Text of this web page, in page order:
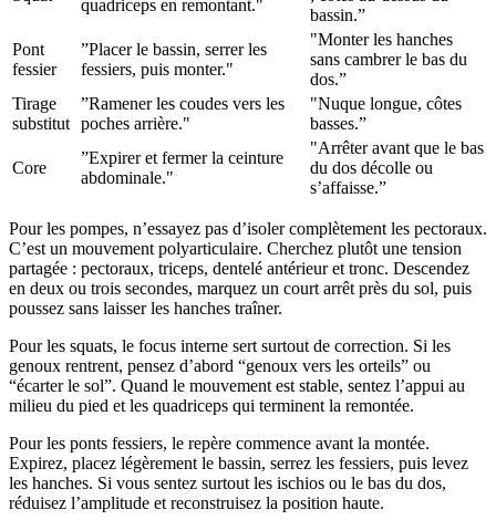
quadriceps en remontant."
bassin.”
Pont
fessier
”Placer le bassin, serrer les
fessiers, puis monter."
"Monter les hanches
sans cambrer le bas du
dos.”
Tirage
substitut
”Ramener les coudes vers les
poches arrière."
"Nuque longue, côtes
basses.”
Core
”Expirer et fermer la ceinture
abdominale."
"Arrêter avant que le bas
du dos décolle ou
s’affaisse.”
Pour les pompes, n’essayez pas d’isoler complètement les pectoraux.
C’est un mouvement polyarticulaire. Cherchez plutôt une tension
partagée : pectoraux, triceps, dentelé antérieur et tronc. Descendez
en deux ou trois secondes, marquez un court arrêt près du sol, puis
poussez sans laisser les hanches traîner.
Pour les squats, le focus interne sert surtout de correction. Si les
genoux rentrent, pensez d’abord “genoux vers les orteils” ou
“écarter le sol”. Quand le mouvement est stable, sentez l’appui au
milieu du pied et les quadriceps qui terminent la remontée.
Pour les ponts fessiers, le repère commence avant la montée.
Expirez, placez légèrement le bassin, serrez les fessiers, puis levez
les hanches. Si vous sentez surtout les ischios ou le bas du dos,
réduisez l’amplitude et reconstruisez la position haute.